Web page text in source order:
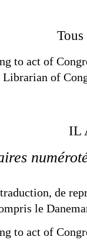
Tous
to act of
of
IL
de
le
to act of